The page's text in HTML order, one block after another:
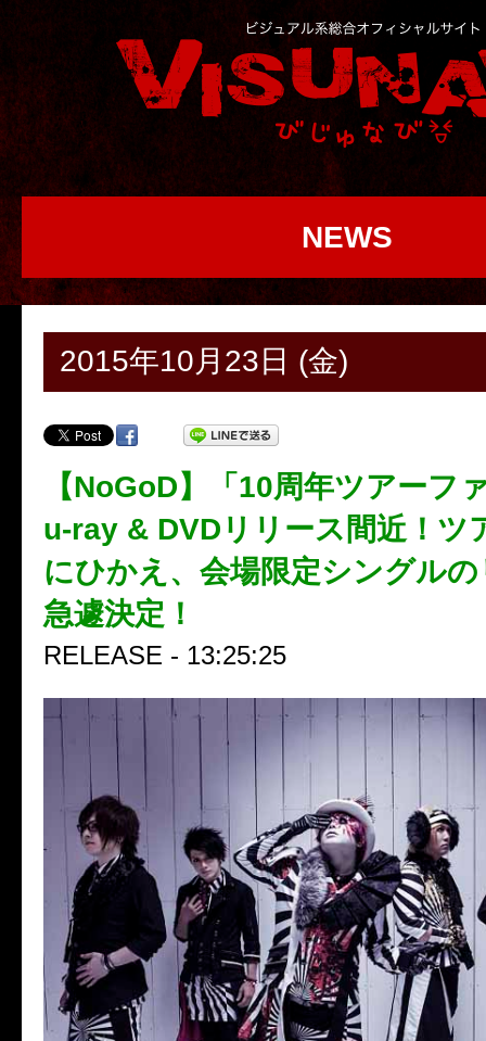
NEWS
2015年10月23日 (金)
【NoGoD】「10周年ツアーフ
u-ray & DVDリリース間近！ツ
にひかえ、会場限定シングル
急遽決定！
RELEASE - 13:25:25